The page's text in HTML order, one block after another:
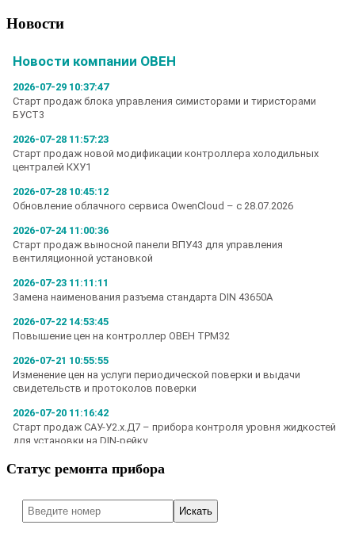
Новости
Статус ремонта прибора